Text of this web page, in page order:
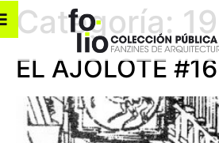
Categoría:
EL AJOLOTE #16